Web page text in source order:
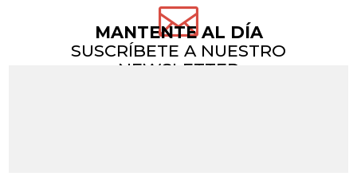

MANTENTE AL DÍA
SUSCRÍBETE A NUESTRO
NEWSLETTER